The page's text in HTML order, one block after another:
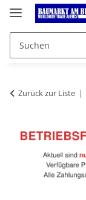
Zurück zur Liste